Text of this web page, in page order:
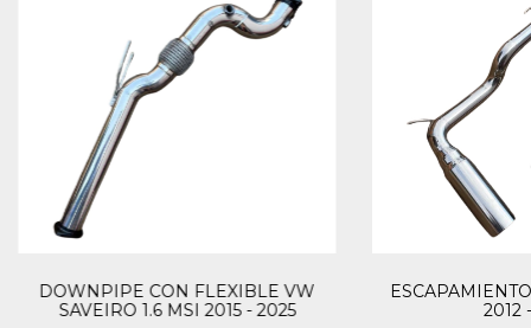
DOWNPIPE CON FLEXIBLE VW
SAVEIRO 1.6 MSI 2015 - 2025
2012